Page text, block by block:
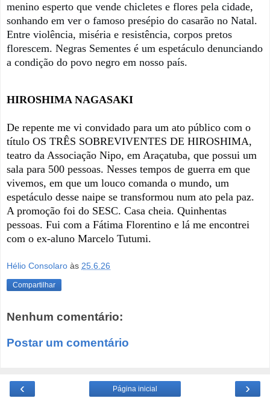
menino esperto que vende chicletes e flores pela cidade,
sonhando em ver o famoso presépio do casarão no Natal.
Entre violência, miséria e resistência, corpos pretos
florescem. Negras Sementes é um espetáculo denunciando
a condição do povo negro em nosso país.
HIROSHIMA NAGASAKI
De repente me vi convidado para um ato público com o
título OS TRÊS SOBREVIVENTES DE HIROSHIMA,
teatro da Associação Nipo, em Araçatuba, que possui um
sala para 500 pessoas. Nesses tempos de guerra em que
vivemos, em que um louco comanda o mundo, um
espetáculo desse naipe se transformou num ato pela paz.
A promoção foi do SESC. Casa cheia. Quinhentas
pessoas. Fui com a Fátima Florentino e lá me encontrei
com o ex-aluno Marcelo Tutumi.
Hélio Consolaro às 25.6.26
Compartilhar
Nenhum comentário:
Postar um comentário
‹ ›
Página inicial